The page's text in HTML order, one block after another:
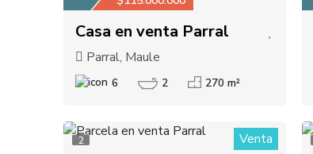
Casa en venta Parral
Parral, Maule
6 2 270 m²
2 Venta